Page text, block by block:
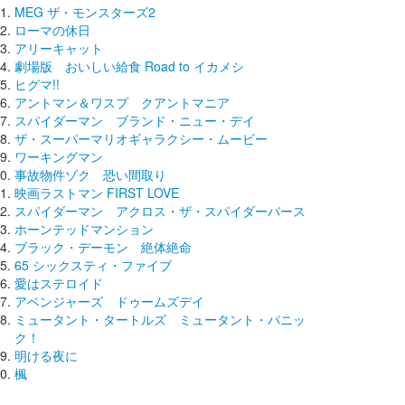
MEG ザ・モンスターズ2
ローマの休日
アリーキャット
劇場版 おいしい給食 Road to イカメシ
ヒグマ!!
アントマン＆ワスプ クアントマニア
スパイダーマン ブランド・ニュー・デイ
ザ・スーパーマリオギャラクシー・ムービー
ワーキングマン
事故物件ゾク 恐い間取り
映画ラストマン FIRST LOVE
スパイダーマン アクロス・ザ・スパイダーバース
ホーンテッドマンション
ブラック・デーモン 絶体絶命
65 シックスティ・ファイブ
愛はステロイド
アベンジャーズ ドゥームズデイ
ミュータント・タートルズ ミュータント・パニッ
ク！
明ける夜に
楓